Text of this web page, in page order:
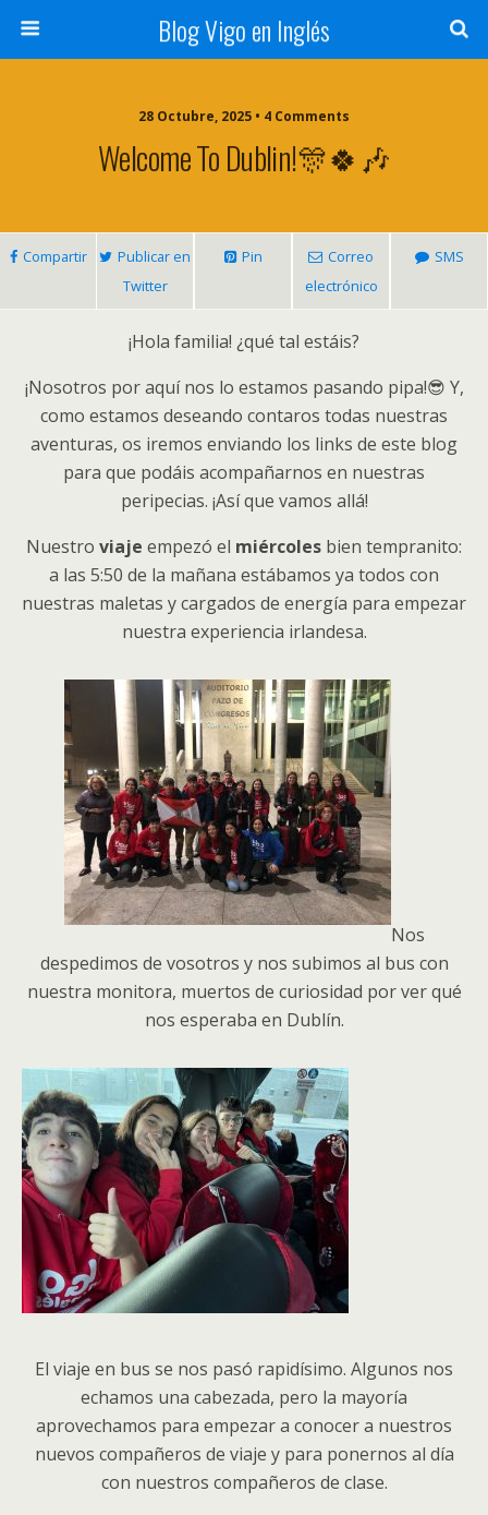
Blog Vigo en Inglés
28 Octubre, 2025 • 4 Comments
Welcome To Dublin!🎊🍀🎶
Compartir
Publicar en
Twitter
Pin
Correo
electrónico
SMS
¡Hola familia! ¿qué tal estáis?
¡Nosotros por aquí nos lo estamos pasando pipa!😎 Y,
como estamos deseando contaros todas nuestras
aventuras, os iremos enviando los links de este blog
para que podáis acompañarnos en nuestras
peripecias. ¡Así que vamos allá!
Nuestro viaje empezó el miércoles bien tempranito:
a las 5:50 de la mañana estábamos ya todos con
nuestras maletas y cargados de energía para empezar
nuestra experiencia irlandesa.
Nos
despedimos de vosotros y nos subimos al bus con
nuestra monitora, muertos de curiosidad por ver qué
nos esperaba en Dublín.
El viaje en bus se nos pasó rapidísimo. Algunos nos
echamos una cabezada, pero la mayoría
aprovechamos para empezar a conocer a nuestros
nuevos compañeros de viaje y para ponernos al día
con nuestros compañeros de clase.